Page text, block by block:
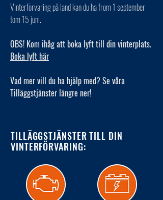
Vinterförvaring på land kan du ha from 1 september
tom 15 juni.
OBS! Kom ihåg att boka lyft till din vinterplats.
Boka lyft här
Vad mer vill du ha hjälp med? Se våra
Tilläggstjänster längre ner!
TILLÄGGSTJÄNSTER TILL DIN
VINTERFÖRVARING: